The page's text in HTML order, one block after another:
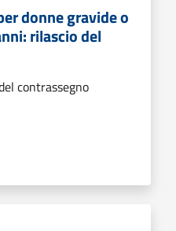
donne gravide o
rilascio del
contrassegno